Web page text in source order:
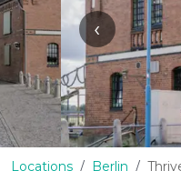
‹
Locations Berlin